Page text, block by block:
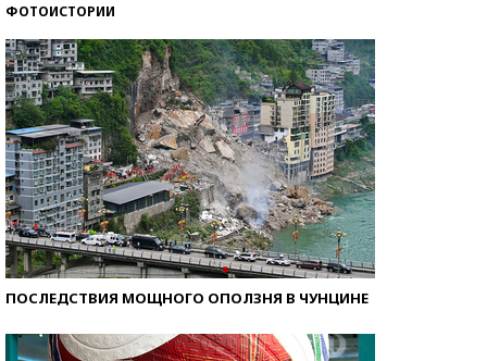
ФОТОИСТОРИИ
ПОСЛЕДСТВИЯ МОЩНОГО ОПОЛЗНЯ В ЧУНЦИНЕ